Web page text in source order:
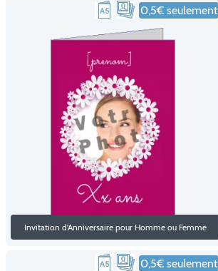
0,5€ seulement
Invitation d'Anniversaire pour Homme ou Femme
0,5€ seulement